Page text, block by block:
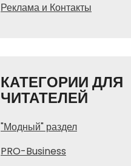
Реклама и Контакты
КАТЕГОРИИ ДЛЯ
ЧИТАТЕЛЕЙ
"Модный" раздел
PRO-Business